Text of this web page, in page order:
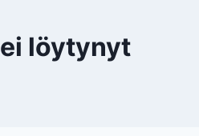
löytynyt